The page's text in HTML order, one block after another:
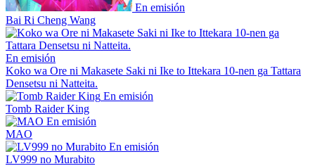
En emisión
Bai Ri Cheng Wang
En emisión
Koko wa Ore ni Makasete Saki ni Ike to Ittekara 10-nen ga Tattara
Densetsu ni Natteita.
En emisión
Tomb Raider King
En emisión
MAO
En emisión
LV999 no Murabito